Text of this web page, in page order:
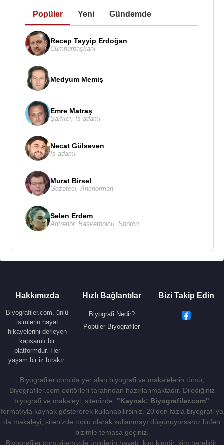
Popüler Yeni Gündemde
Recep Tayyip Erdoğan
Cumhurbaşkanı
Medyum Memiş
Emre Matraş
Şarkıcı İş adamı
Necat Gülseven
İş adamı
Murat Birsel
Gazeteci Anchorman
Selen Erdem
Antrenör, Basketbolcu Sporcu
Hakkımızda
Biyografiler.com, ünlü
isimlerin hayat
hikayelerini derleyen
kapsamlı bir
platformdur. Her
yaşam bir iz bırakır.
Hızlı Bağlantılar
Biyografi Nedir?
Popüler Biyografiler
Bizi Takip Edin
Biyografiler.com'da yer alan biyografi ve makalelerin tümü,
Biyografiler.com editörleri tarafından hazırlanmaktadır. Dilediğiniz
biyografi ve makaleyi, sitenizde, "Kaynak: Biyografiler.com"
formatıyla kaynak göstererek kullanabilirsiniz. 20'den fazla biyografi ya
da makaleyi, sitenizde toplu olarak kullanmayı düşünüyorsanız lütfen
bizimle temasa geçiniz.
Biyografiler.com sitemizde ünlülerin hayatı, kim kimdir, kim nerelidir,